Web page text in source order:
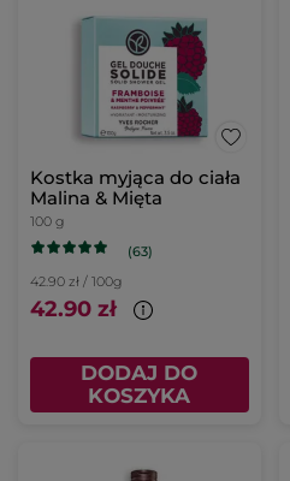
Kostka myjąca do ciała
Malina & Mięta
100 g
(63)
42.90 zł / 100g
42.90 zł
DODAJ DO
KOSZYKA